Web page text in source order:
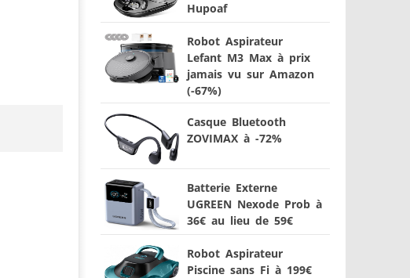
Hupoaf
Robot Aspirateur
Lefant M3 Max à prix
jamais vu sur Amazon
(-67%)
Casque Bluetooth
ZOVIMAX à -72%
Batterie Externe
UGREEN Nexode Prob à
36€ au lieu de 59€
Robot Aspirateur
Piscine sans Fi à 199€